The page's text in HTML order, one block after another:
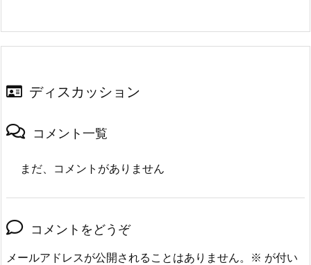
ディスカッション
コメント一覧
まだ、コメントがありません
コメントをどうぞ
メールアドレスが公開されることはありません。 ※ が付い